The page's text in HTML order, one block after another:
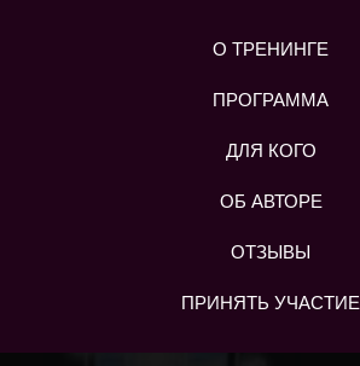
О ТРЕНИНГЕ
ПРОГРАММА
ДЛЯ КОГО
ОБ АВТОРЕ
ОТЗЫВЫ
ПРИНЯТЬ УЧАСТИЕ